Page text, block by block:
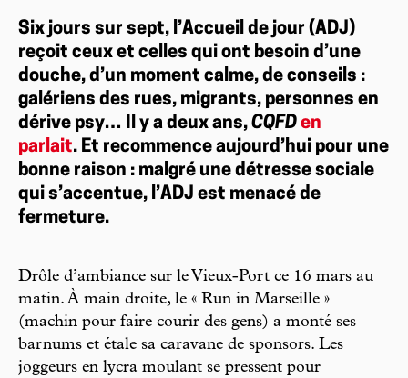
Six jours sur sept, l’Accueil de jour (ADJ)
reçoit ceux et celles qui ont besoin d’une
douche, d’un moment calme, de conseils :
galériens des rues, migrants, personnes en
dérive psy… Il y a deux ans, CQFD en
parlait. Et recommence aujourd’hui pour une
bonne raison : malgré une détresse sociale
qui s’accentue, l’ADJ est menacé de
fermeture.
Drôle d’ambiance sur le Vieux-Port ce 16 mars au
matin. À main droite, le « Run in Marseille »
(machin pour faire courir des gens) a monté ses
barnums et étale sa caravane de sponsors. Les
joggeurs en lycra moulant se pressent pour